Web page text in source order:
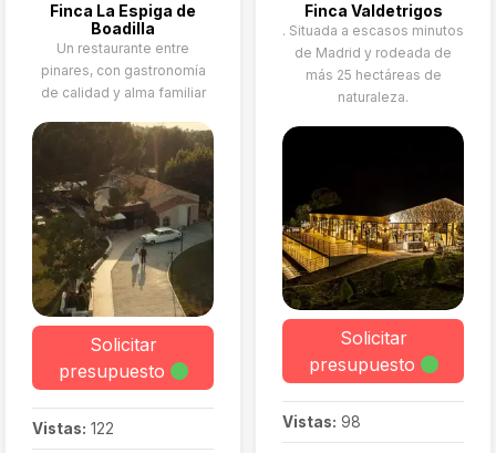
Finca La Espiga de
Boadilla
Un restaurante entre
pinares, con gastronomía
de calidad y alma familiar
Solicitar
presupuesto
Vistas: 122
Finca Valdetrigos
. Situada a escasos minutos
de Madrid y rodeada de
más 25 hectáreas de
naturaleza.
Solicitar
presupuesto
Vistas: 98